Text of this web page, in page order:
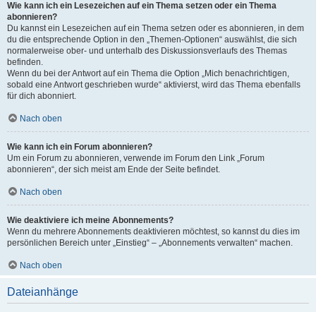
Wie kann ich ein Lesezeichen auf ein Thema setzen oder ein Thema
abonnieren?
Du kannst ein Lesezeichen auf ein Thema setzen oder es abonnieren, in dem
du die entsprechende Option in den „Themen-Optionen“ auswählst, die sich
normalerweise ober- und unterhalb des Diskussionsverlaufs des Themas
befinden.
Wenn du bei der Antwort auf ein Thema die Option „Mich benachrichtigen,
sobald eine Antwort geschrieben wurde“ aktivierst, wird das Thema ebenfalls
für dich abonniert.
Nach oben
Wie kann ich ein Forum abonnieren?
Um ein Forum zu abonnieren, verwende im Forum den Link „Forum
abonnieren“, der sich meist am Ende der Seite befindet.
Nach oben
Wie deaktiviere ich meine Abonnements?
Wenn du mehrere Abonnements deaktivieren möchtest, so kannst du dies im
persönlichen Bereich unter „Einstieg“ – „Abonnements verwalten“ machen.
Nach oben
Dateianhänge